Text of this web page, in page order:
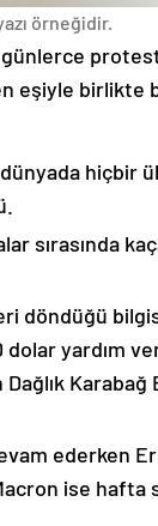
örneğidir.
eşiyle birlikte
hiçbir
sırasında
döndüğü
yardım
ederken
ise